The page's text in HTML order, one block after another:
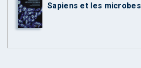
Sapiens et les microbes